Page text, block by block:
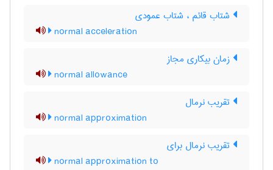
شتاب قائم ، شتاب عمودی
normal acceleration
زمان بیکاری مجاز
normal allowance
تقریب نرمال
normal approximation
تقریب نرمال برای
normal approximation to